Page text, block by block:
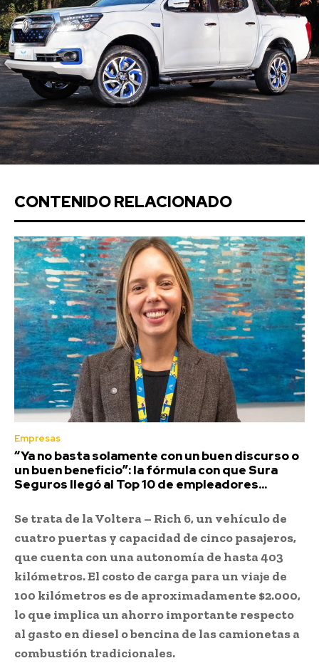
CONTENIDO RELACIONADO
Empresas
“Ya no basta solamente con un buen discurso o
un buen beneficio”: la fórmula con que Sura
Seguros llegó al Top 10 de empleadores...
Se trata de la Voltera – Rich 6, un vehículo de
cuatro puertas y capacidad de cinco pasajeros,
que cuenta con una autonomía de hasta 403
kilómetros. El costo de carga para un viaje de
100 kilómetros es de aproximadamente $2.000,
lo que implica un ahorro importante respecto
al gasto en diesel o bencina de las camionetas a
combustión tradicionales.